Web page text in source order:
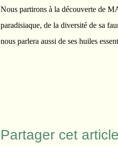
Nous partirons à la découverte de
paradisiaque, de la diversité de sa
nous parlera aussi de ses huiles
Partager cet article